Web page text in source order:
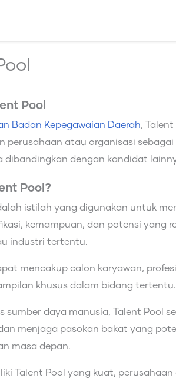
Pool
Badan Kepegawaian Daerah,
perusahaan atau organisasi
dibandingkan dengan kandidat
Pool?
istilah yang digunakan untuk
kemampuan, dan potensi yang
industri tertentu.
mencakup calon karyawan,
khusus dalam bidang tertentu.
sumber daya manusia, Talent Pool
menjaga pasokan bakat yang
masa depan.
Talent Pool yang kuat,